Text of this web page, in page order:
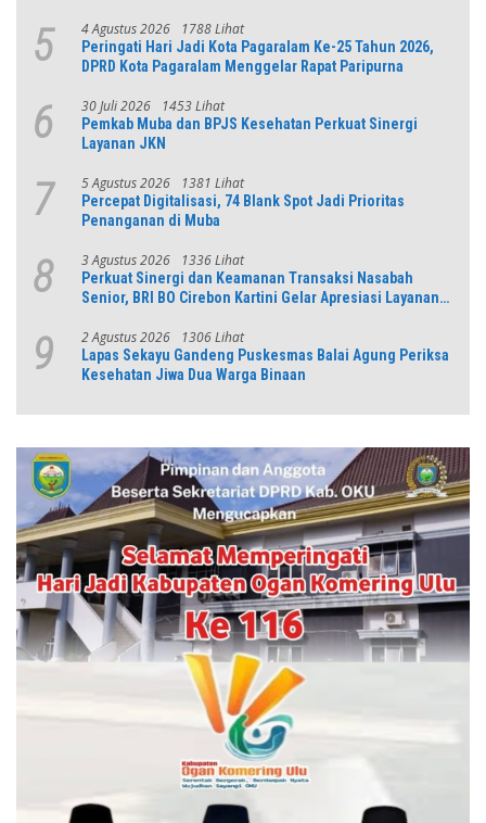
5 4 Agustus 2026 1788 Lihat
Peringati Hari Jadi Kota Pagaralam Ke-25 Tahun 2026,
DPRD Kota Pagaralam Menggelar Rapat Paripurna
6 30 Juli 2026 1453 Lihat
Pemkab Muba dan BPJS Kesehatan Perkuat Sinergi
Layanan JKN
7 5 Agustus 2026 1381 Lihat
Percepat Digitalisasi, 74 Blank Spot Jadi Prioritas
Penanganan di Muba
8 3 Agustus 2026 1336 Lihat
Perkuat Sinergi dan Keamanan Transaksi Nasabah
Senior, BRI BO Cirebon Kartini Gelar Apresiasi Layanan
9 2 Agustus 2026 1306 Lihat
Lapas Sekayu Gandeng Puskesmas Balai Agung Periksa
Kesehatan Jiwa Dua Warga Binaan